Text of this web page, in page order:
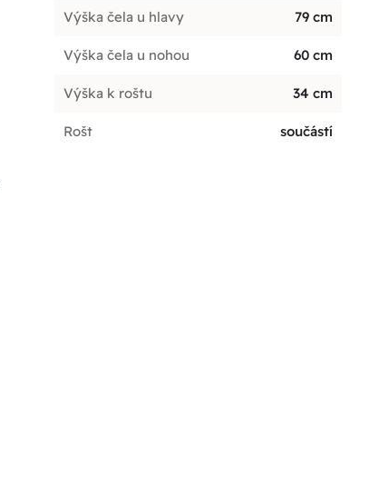
Výška čela u hlavy 79 cm
Výška čela u nohou 60 cm
Výška k roštu 34 cm
Rošt součástí